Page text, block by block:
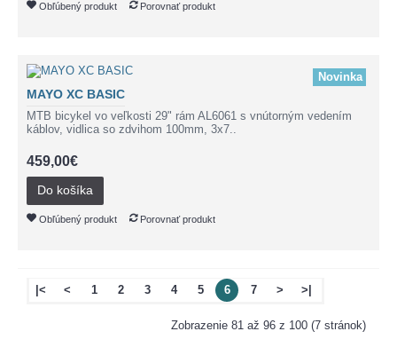
Obľúbený produkt Porovnať produkt
Novinka
MAYO XC BASIC
MTB bicykel vo veľkosti 29" rám AL6061 s vnútorným vedením
káblov, vidlica so zdvihom 100mm, 3x7..
459,00€
Do košíka
Obľúbený produkt Porovnať produkt
|< < 1 2 3 4 5 6 7 > >|
Zobrazenie 81 až 96 z 100 (7 stránok)